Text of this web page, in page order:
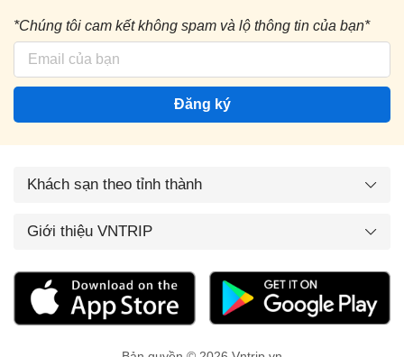
*Chúng tôi cam kết không spam và lộ thông tin của bạn*
Đăng ký
Khách sạn theo tỉnh thành
Giới thiệu VNTRIP